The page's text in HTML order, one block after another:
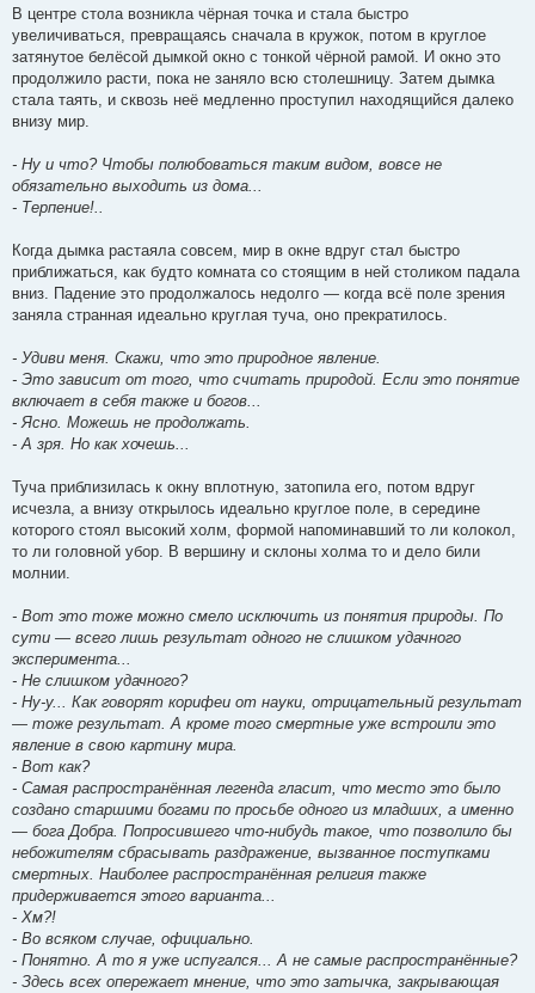
В центре стола возникла чёрная точка и стала быстро
увеличиваться, превращаясь сначала в кружок, потом в круглое
затянутое белёсой дымкой окно с тонкой чёрной рамой. И окно это
продолжило расти, пока не заняло всю столешницу. Затем дымка
стала таять, и сквозь неё медленно проступил находящийся далеко
внизу мир.
- Ну и что? Чтобы полюбоваться таким видом, вовсе не
обязательно выходить из дома...
- Терпение!..
Когда дымка растаяла совсем, мир в окне вдруг стал быстро
приближаться, как будто комната со стоящим в ней столиком падала
вниз. Падение это продолжалось недолго — когда всё поле зрения
заняла странная идеально круглая туча, оно прекратилось.
- Удиви меня. Скажи, что это природное явление.
- Это зависит от того, что считать природой. Если это понятие
включает в себя также и богов...
- Ясно. Можешь не продолжать.
- А зря. Но как хочешь...
Туча приблизилась к окну вплотную, затопила его, потом вдруг
исчезла, а внизу открылось идеально круглое поле, в середине
которого стоял высокий холм, формой напоминавший то ли колокол,
то ли головной убор. В вершину и склоны холма то и дело били
молнии.
- Вот это тоже можно смело исключить из понятия природы. По
сути — всего лишь результат одного не слишком удачного
эксперимента...
- Не слишком удачного?
- Ну-у... Как говорят корифеи от науки, отрицательный результат
— тоже результат. А кроме того смертные уже встроили это
явление в свою картину мира.
- Вот как?
- Самая распространённая легенда гласит, что место это было
создано старшими богами по просьбе одного из младших, а именно
— бога Добра. Попросившего что-нибудь такое, что позволило бы
небожителям сбрасывать раздражение, вызванное поступками
смертных. Наиболее распространённая религия также
придерживается этого варианта...
- Хм?!
- Во всяком случае, официально.
- Понятно. А то я уже испугался... А не самые распространённые?
- Здесь всех опережает мнение, что это затычка, закрывающая